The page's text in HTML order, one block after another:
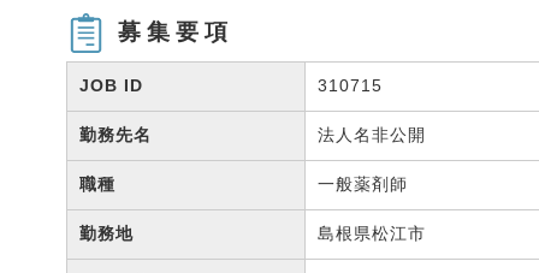
募集要項
JOB ID 310715
勤務先名 法人名非公開
職種 一般薬剤師
勤務地 島根県松江市